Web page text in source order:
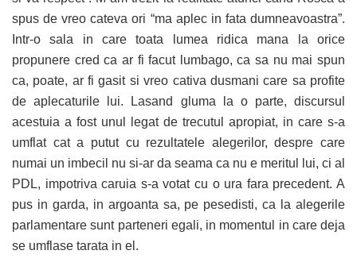
spus de vreo cateva ori “ma aplec in fata dumneavoastra”.
Intr-o sala in care toata lumea ridica mana la orice
propunere cred ca ar fi facut lumbago, ca sa nu mai spun
ca, poate, ar fi gasit si vreo cativa dusmani care sa profite
de aplecaturile lui. Lasand gluma la o parte, discursul
acestuia a fost unul legat de trecutul apropiat, in care s-a
umflat cat a putut cu rezultatele alegerilor, despre care
numai un imbecil nu si-ar da seama ca nu e meritul lui, ci al
PDL, impotriva caruia s-a votat cu o ura fara precedent. A
pus in garda, in argoanta sa, pe pesedisti, ca la alegerile
parlamentare sunt parteneri egali, in momentul in care deja
se umflase tarata in el.